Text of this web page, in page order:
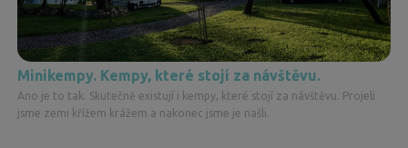
Minikempy. Kempy, které stojí za návštěvu.
Ano je to tak. Skutečně existují i kempy, které stojí za návštěvu. Projeli
jsme zemi křížem krážem a nakonec jsme je našli.